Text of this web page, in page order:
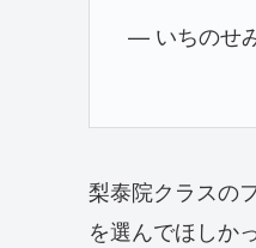
— いちのせ
梨泰院クラスの
を選んでほしか